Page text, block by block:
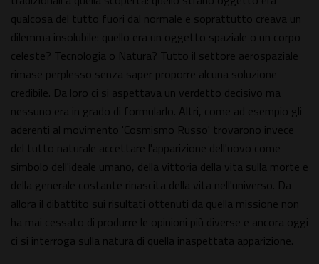
qualcosa del tutto fuori dal normale e soprattutto creava un
dilemma insolubile: quello era un oggetto spaziale o un corpo
celeste? Tecnologia o Natura? Tutto il settore aerospaziale
rimase perplesso senza saper proporre alcuna soluzione
credibile. Da loro ci si aspettava un verdetto decisivo ma
nessuno era in grado di formularlo. Altri, come ad esempio gli
aderenti al movimento 'Cosmismo Russo' trovarono invece
del tutto naturale accettare l'apparizione dell'uovo come
simbolo dell'ideale umano, della vittoria della vita sulla morte e
della generale costante rinascita della vita nell'universo. Da
allora il dibattito sui risultati ottenuti da quella missione non
ha mai cessato di produrre le opinioni più diverse e ancora oggi
ci si interroga sulla natura di quella inaspettata apparizione.